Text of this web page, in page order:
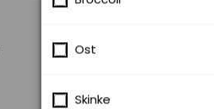
Ost
Skinke